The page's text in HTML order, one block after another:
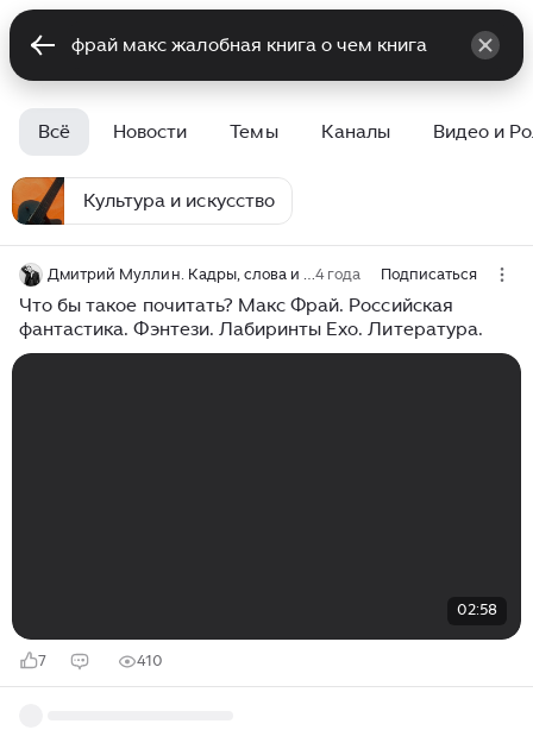
Всё Новости Темы Каналы Видео и
Культура и искусство
Дмитрий Муллин. Кадры, слова и смыслы4 года Подписаться
Что бы такое почитать? Макс Фрай. Российская
фантастика. Фэнтези. Лабиринты Ехо. Литература.
02:58
7 410